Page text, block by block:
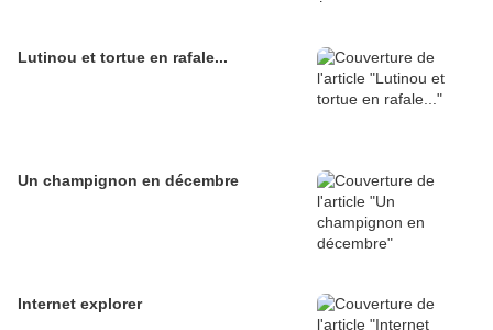
Lutinou et tortue en rafale...
Un champignon en décembre
Internet explorer